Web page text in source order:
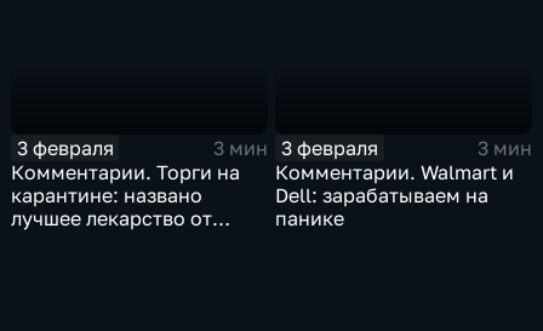
3 февраля
3 мин
Комментарии. Торги на
карантине: названо
лучшее лекарство от
3 февраля
3 мин
Комментарии. Walmart и
Dell: зарабатываем на
панике